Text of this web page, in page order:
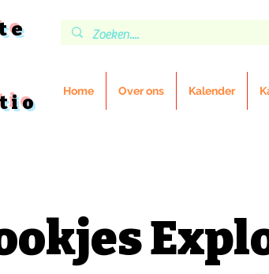
Home Over ons Kalender